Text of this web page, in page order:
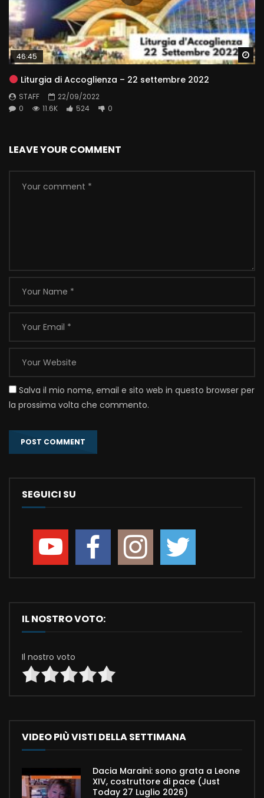
46:45
Liturgia di Accoglienza – 22 settembre 2022
STAFF
22/09/2022
0
11.6K 524 0
LEAVE YOUR COMMENT
Salva il mio nome, email e sito web in questo browser per
la prossima volta che commento.
SEGUICI SU
IL NOSTRO VOTO:
Il nostro voto
VIDEO PIÙ VISTI DELLA SETTIMANA
Dacia Maraini: sono grata a Leone
XIV, costruttore di pace (Just
Today 27 Luglio 2026)